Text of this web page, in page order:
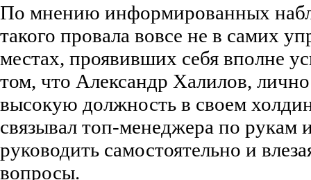
По мнению информированных
такого провала вовсе не в самих
местах, проявивших себя вполне
том, что Александр Халилов,
высокую должность в своем
связывал топ-менеджера по рукам
руководить самостоятельно и
вопросы.